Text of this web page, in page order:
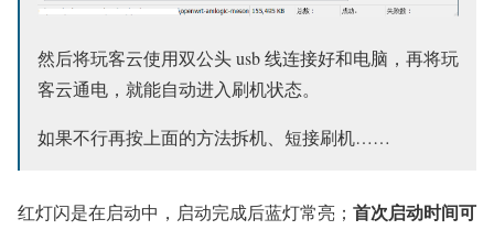
然后将玩客云使用双公头 usb 线连接好和电脑，再将玩
客云通电，就能自动进入刷机状态。
如果不行再按上面的方法拆机、短接刷机……
红灯闪是在启动中，启动完成后蓝灯常亮； 首次启动时间可